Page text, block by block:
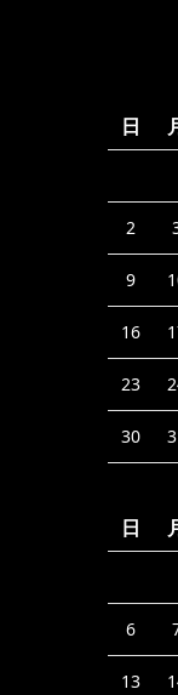
日
2
9
16
23
30
日
6
13